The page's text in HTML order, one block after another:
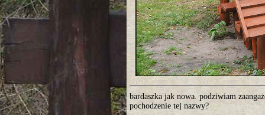
bardaszka jak nowa. podziwiam
pochodzenie tej nazwy?